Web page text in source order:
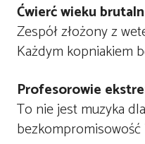
Ćwierć wieku
Zespół złożony z
Każdym kopniakiem
Profesorowie
To nie jest muzyka